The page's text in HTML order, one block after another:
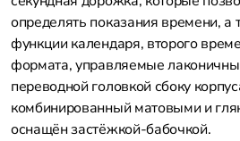
определять показания времени,
функции календаря, второго
формата, управляемые
переводной головкой сбоку
комбинированный матовыми и
оснащён застёжкой-бабочкой.